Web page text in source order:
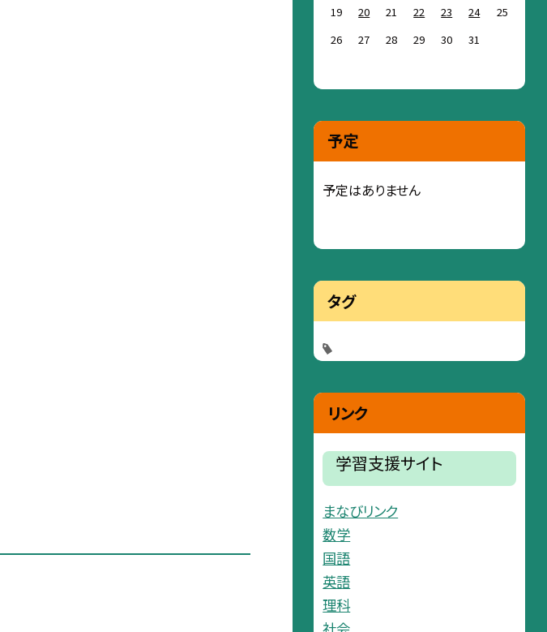
19
20 21 22 23 24
25
26
27 28 29 30 31
予定
予定はありません
タグ
リンク
学習支援サイト
まなびリンク
数学
国語
英語
理科